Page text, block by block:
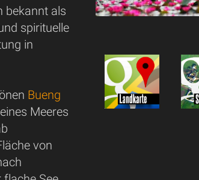
bekannt als
spirituelle
in
Bueng
Meeres
von